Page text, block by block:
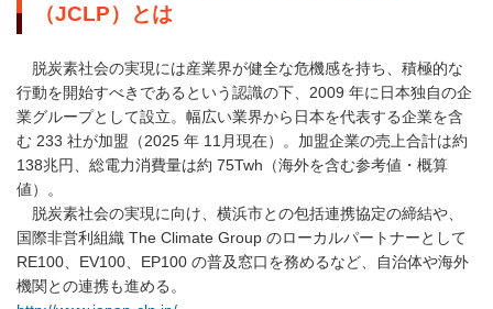
（JCLP）とは
脱炭素社会の実現には産業界が健全な危機感を持ち、積極的な
行動を開始すべきであるという認識の下、2009 年に日本独自の企
業グループとして設立。幅広い業界から日本を代表する企業を含
む 233 社が加盟（2025 年 11月現在）。加盟企業の売上合計は約
138兆円、総電力消費量は約 75Twh（海外を含む参考値・概算
値）。
脱炭素社会の実現に向け、横浜市との包括連携協定の締結や、
国際非営利組織 The Climate Group のローカルパートナーとして
RE100、EV100、EP100 の普及窓口を務めるなど、自治体や海外
機関との連携も進める。